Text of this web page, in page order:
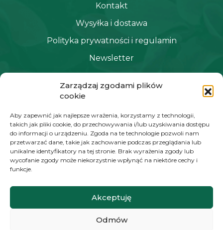
Zarządzaj zgodami plików
cookie
Aby zapewnić jak najlepsze wrażenia, korzystamy z technologii,
takich jak pliki cookie, do przechowywania i/lub uzyskiwania dostępu
do informacji o urządzeniu. Zgoda na te technologie pozwoli nam
przetwarzać dane, takie jak zachowanie podczas przeglądania lub
unikalne identyfikatory na tej stronie. Brak wyrażenia zgody lub
wycofanie zgody może niekorzystnie wpłynąć na niektóre cechy i
funkcje.
Akceptuję
Odmów
Kontakt
Wysyłka i dostawa
Polityka prywatności i regulamin
Newsletter
NAWIGACJA
Moje konto
Koszyk
Moje zamówienia
+48 572 784 930
kontakt@zielonyexpert.pl